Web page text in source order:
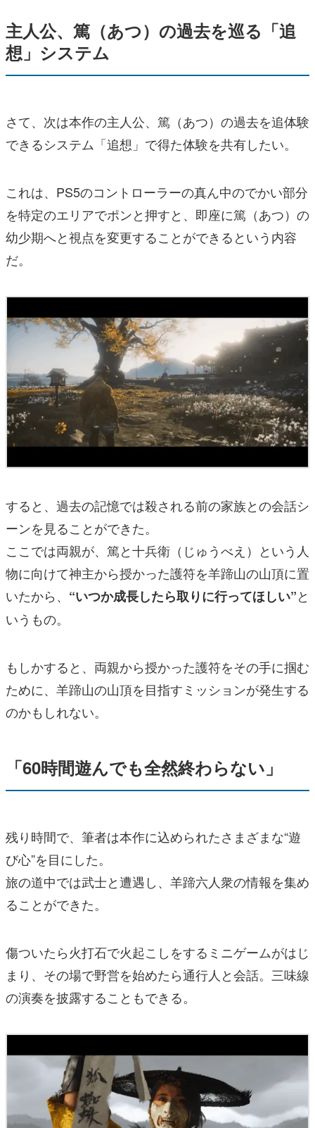
主人公、篤（あつ）の過去を巡る「追
想」システム
さて、次は本作の主人公、篤（あつ）の過去を追体験
できるシステム「追想」で得た体験を共有したい。
これは、PS5のコントローラーの真ん中のでかい部分
を特定のエリアでポンと押すと、即座に篤（あつ）の
幼少期へと視点を変更することができるという内容
だ。
すると、過去の記憶では殺される前の家族との会話シ
ーンを見ることができた。
ここでは両親が、篤と十兵衛（じゅうべえ）という人
物に向けて神主から授かった護符を羊蹄山の山頂に置
いたから、 “いつか成長したら取りに行ってほしい”と
いうもの。
もしかすると、両親から授かった護符をその手に掴む
ために、羊蹄山の山頂を目指すミッションが発生する
のかもしれない。
「60時間遊んでも全然終わらない」
残り時間で、筆者は本作に込められたさまざまな“遊
び心”を目にした。
旅の道中では武士と遭遇し、羊蹄六人衆の情報を集め
ることができた。
傷ついたら火打石で火起こしをするミニゲームがはじ
まり、その場で野営を始めたら通行人と会話。三味線
の演奏を披露することもできる。